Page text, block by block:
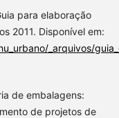
para elaboração
2011. Disponível em:
_arquivos/
de embalagens:
de projetos de